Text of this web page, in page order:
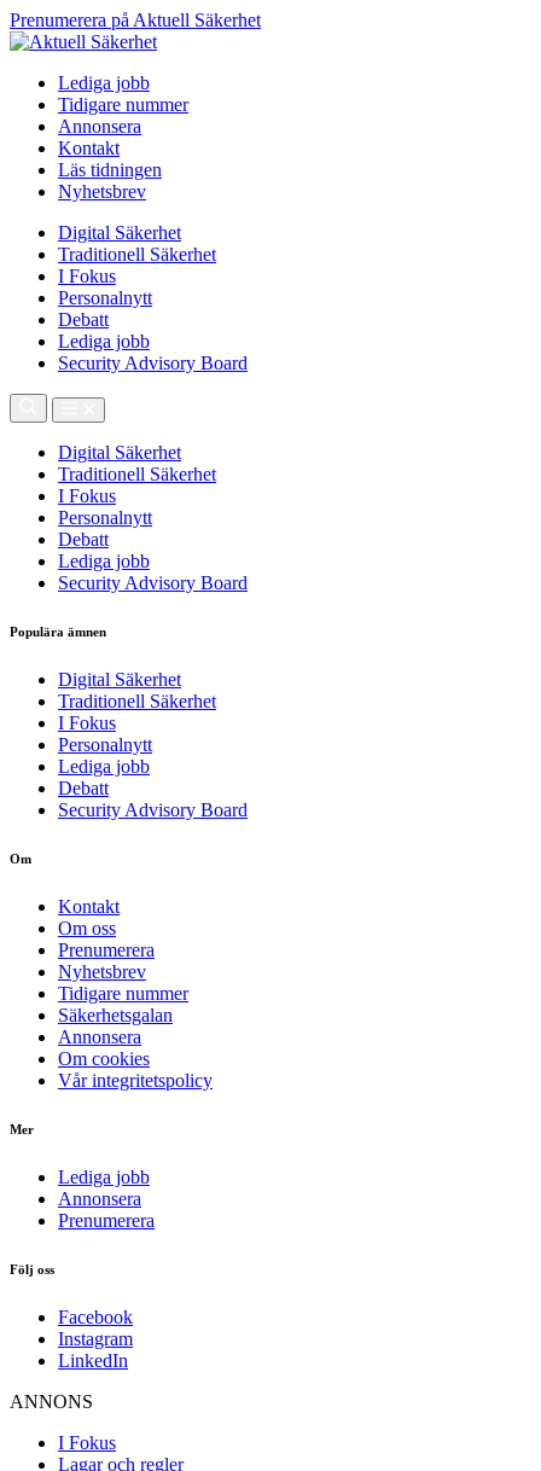
Prenumerera på Aktuell Säkerhet
Lediga jobb
Tidigare nummer
Annonsera
Kontakt
Läs tidningen
Nyhetsbrev
Digital Säkerhet
Traditionell Säkerhet
I Fokus
Personalnytt
Debatt
Lediga jobb
Security Advisory Board
Digital Säkerhet
Traditionell Säkerhet
I Fokus
Personalnytt
Debatt
Lediga jobb
Security Advisory Board
Populära ämnen
Digital Säkerhet
Traditionell Säkerhet
I Fokus
Personalnytt
Lediga jobb
Debatt
Security Advisory Board
Om
Kontakt
Om oss
Prenumerera
Nyhetsbrev
Tidigare nummer
Säkerhetsgalan
Annonsera
Om cookies
Vår integritetspolicy
Mer
Lediga jobb
Annonsera
Prenumerera
Följ oss
Facebook
Instagram
LinkedIn
ANNONS
I Fokus
Lagar och regler